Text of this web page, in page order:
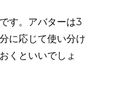
す。アバターは3
に応じて使い分け
くといいでしょ